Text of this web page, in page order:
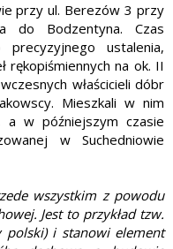
przy ul. Berezów 3 przy
do Bodzentyna. Czas
ustalenia,
rękopiśmiennych na ok. II
właścicieli dóbr
Mieszkali w nim
a w późniejszym czasie
w Suchedniowie
wszystkim z powodu
Jest to przykład tzw.
polski) i stanowi element